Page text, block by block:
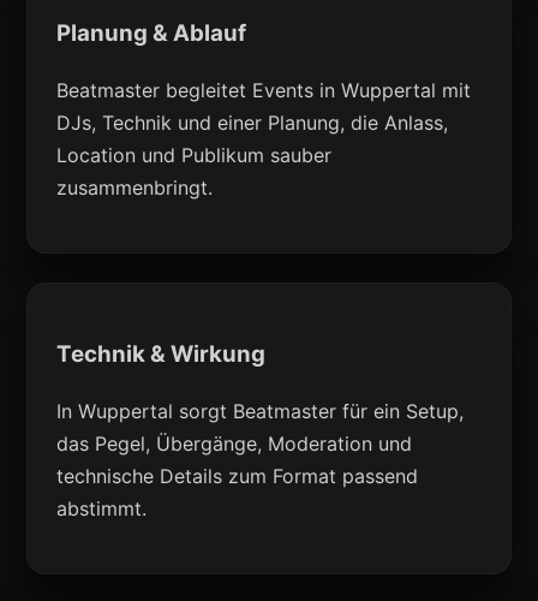
Planung & Ablauf
Beatmaster begleitet Events in Wuppertal mit
DJs, Technik und einer Planung, die Anlass,
Location und Publikum sauber
zusammenbringt.
Technik & Wirkung
In Wuppertal sorgt Beatmaster für ein Setup,
das Pegel, Übergänge, Moderation und
technische Details zum Format passend
abstimmt.